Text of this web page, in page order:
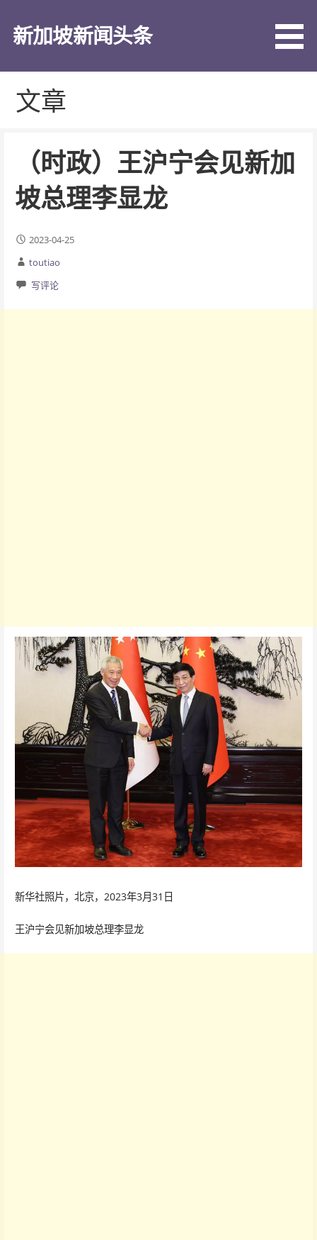
新加坡新闻头条
文章
（时政）王沪宁会见新加
坡总理李显龙
2023-04-25
toutiao
写评论
新华社照片，北京，2023年3月31日
王沪宁会见新加坡总理李显龙